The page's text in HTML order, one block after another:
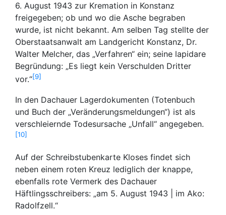
6. August 1943 zur Kremation in Konstanz
freigegeben; ob und wo die Asche begraben
wurde, ist nicht bekannt. Am selben Tag stellte der
Oberstaatsanwalt am Landgericht Konstanz, Dr.
Walter Melcher, das „Verfahren“ ein; seine lapidare
Begründung: „Es liegt kein Verschulden Dritter
vor.“ 9
In den Dachauer Lagerdokumenten (Totenbuch
und Buch der „Veränderungsmeldungen“) ist als
verschleiernde Todesursache „Unfall“ angegeben.
10
Auf der Schreibstubenkarte Kloses findet sich
neben einem roten Kreuz lediglich der knappe,
ebenfalls rote Vermerk des Dachauer
Häftlingsschreibers: „am 5. August 1943 | im Ako:
Radolfzell.“